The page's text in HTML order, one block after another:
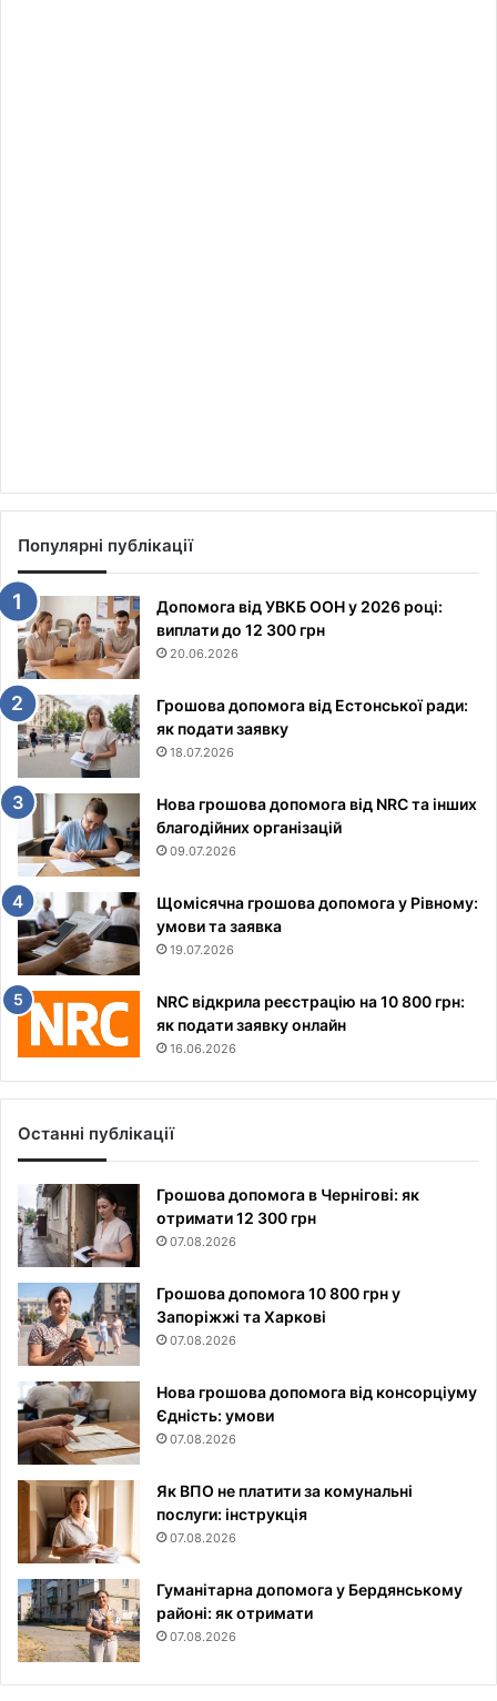
Популярні публікації
Допомога від УВКБ ООН у 2026 році:
виплати до 12 300 грн
20.06.2026
Грошова допомога від Естонської ради:
як подати заявку
18.07.2026
Нова грошова допомога від NRC та інших
благодійних організацій
09.07.2026
Щомісячна грошова допомога у Рівному:
умови та заявка
19.07.2026
NRC відкрила реєстрацію на 10 800 грн:
як подати заявку онлайн
16.06.2026
Останні публікації
Грошова допомога в Чернігові: як
отримати 12 300 грн
07.08.2026
Грошова допомога 10 800 грн у
Запоріжжі та Харкові
07.08.2026
Нова грошова допомога від консорціуму
Єдність: умови
07.08.2026
Як ВПО не платити за комунальні
послуги: інструкція
07.08.2026
Гуманітарна допомога у Бердянському
районі: як отримати
07.08.2026